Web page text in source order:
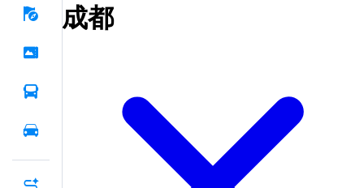
成都